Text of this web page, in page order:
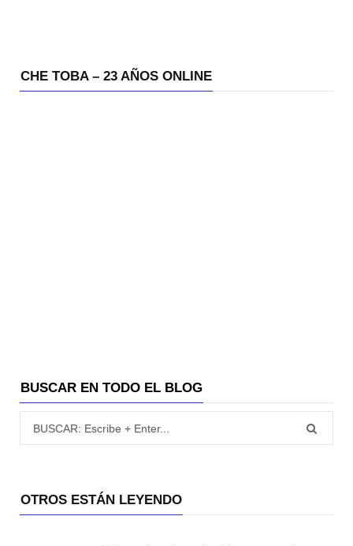
CHE TOBA – 23 AÑOS ONLINE
BUSCAR EN TODO EL BLOG
OTROS ESTÁN LEYENDO